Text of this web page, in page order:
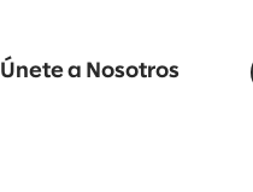
Únete a Nosotros